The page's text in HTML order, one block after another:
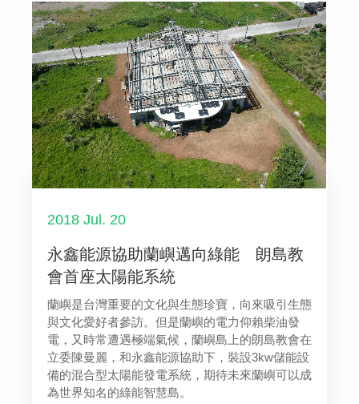
2018 Jul. 20
永鑫能源協助蘭嶼邁向綠能 朗島教
會首座太陽能系統
蘭嶼是台灣重要的文化與生態珍寶，向來吸引生態
與文化愛好者參訪。但是蘭嶼的電力仰賴柴油發
電，又時常遭遇極端氣候，蘭嶼島上的朗島教會在
立委陳曼麗，和永鑫能源協助下，裝設3kw儲能設
備的混合型太陽能發電系統，期待未來蘭嶼可以成
為世界知名的綠能智慧島。